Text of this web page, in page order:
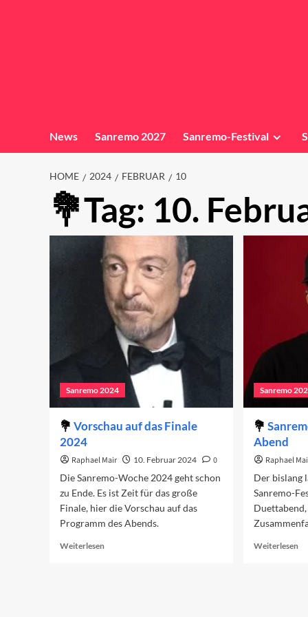
News Sanremo 2027 Sanremo-Festival
HOME 2024 FEBRUAR 10
Tag: 10.
Sanremo 2024
Vorschau auf das Finale
2024
Raphael Mair 10. Februar 2024
0
Die Sanremo-Woche 2024 geht schon
zu Ende. Es ist Zeit für das große
Finale, hier die Vorschau auf das
Programm des Abends.
Weiterlesen
Sanremo
Abend
Raphael
Der bislang
Sanremo-
Weiterlesen